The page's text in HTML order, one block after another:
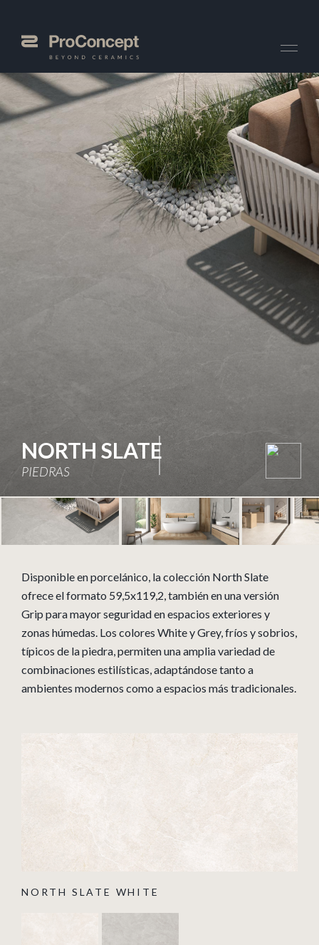
NORTH SLATE
PIEDRAS
NORTH SLATE
PIEDRAS
NORTH SLATE
PIEDRAS
Disponible en porcelánico, la colección North Slate
ofrece el formato 59,5x119,2, también en una versión
Grip para mayor seguridad en espacios exteriores y
zonas húmedas. Los colores White y Grey, fríos y sobrios,
típicos de la piedra, permiten una amplia variedad de
combinaciones estilísticas, adaptándose tanto a
ambientes modernos como a espacios más tradicionales.
NORTH SLATE WHITE